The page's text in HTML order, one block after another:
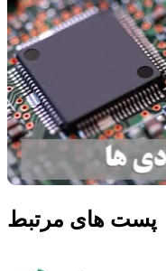
پست های مرتبط